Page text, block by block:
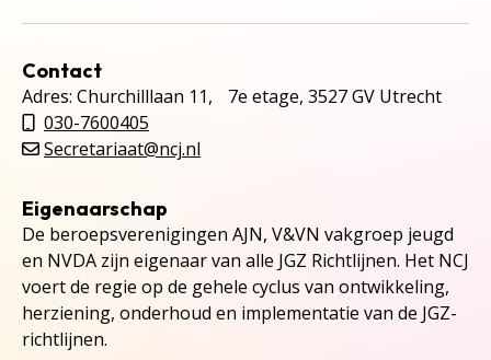
Contact
Adres: Churchilllaan 11, 7e etage, 3527 GV Utrecht
030-7600405
Secretariaat@ncj.nl
Eigenaarschap
De beroepsverenigingen AJN, V&VN vakgroep jeugd
en NVDA zijn eigenaar van alle JGZ Richtlijnen. Het NCJ
voert de regie op de gehele cyclus van ontwikkeling,
herziening, onderhoud en implementatie van de JGZ-
richtlijnen.